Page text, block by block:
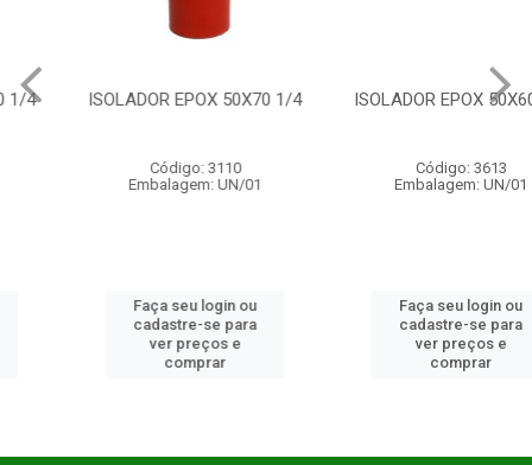
ISOLADOR EPOX 50X70 1/4
Código: 3110
Embalagem: UN/01
Faça seu login ou
cadastre-se para
ver preços e
ISOLADOR EPOX 50X60 3/8
Código: 3613
Embalagem: UN/01
Faça seu login ou
cadastre-se para
ver preços e